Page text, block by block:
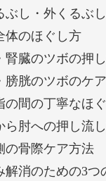
ぶし・外くるぶ
体のほぐし方
腎臓のツボの押
膀胱のツボのケ
の間の丁寧なほ
ら肘への押し流
の骨際ケア方法
解消のための3つ